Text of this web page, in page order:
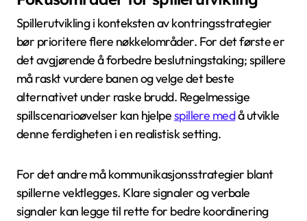
Spillerutvikling i konteksten av kontringsstrategier
bør prioritere flere nøkkelområder. For det første er
det avgjørende å forbedre beslutningstaking; spillere
må raskt vurdere banen og velge det beste
alternativet under raske brudd. Regelmessige
spillscenarioøvelser kan hjelpespillere medå utvikle
denne ferdigheten i en realistisk setting.
For det andre må kommunikasjonsstrategier blant
spillerne vektlegges. Klare signaler og verbale
signaler kan legge til rette for bedre koordinering